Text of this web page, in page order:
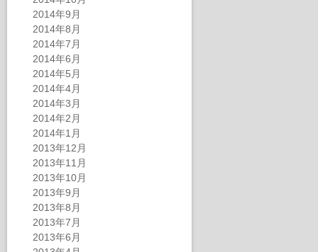
2014年9月
2014年8月
2014年7月
2014年6月
2014年5月
2014年4月
2014年3月
2014年2月
2014年1月
2013年12月
2013年11月
2013年10月
2013年9月
2013年8月
2013年7月
2013年6月